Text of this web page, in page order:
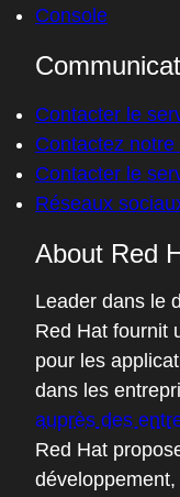
Console
Contacter le
Contactez
Contacter le
Réseaux
About Red
Leader dans le
Red Hat fournit
pour les
dans les
auprès des
Red Hat